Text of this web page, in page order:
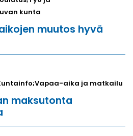
kunta
muutos hyvä
aika ja matkailu
maksutonta